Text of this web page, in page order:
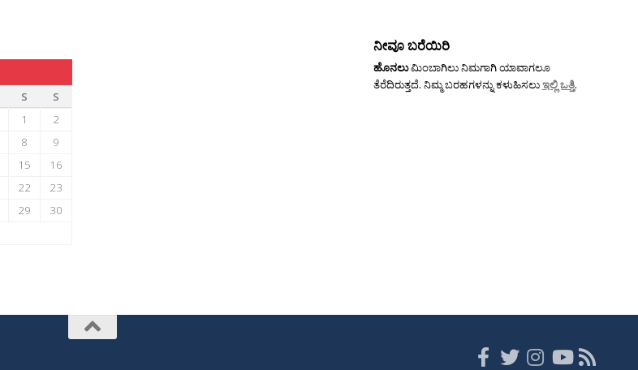
S
S
1
2
8
9
15
16
22
23
29
30
ನೀವೂ ಬರೆಯಿರಿ
ಹೊನಲುಮಿಂಬಾಗಿಲು ನಿಮಗಾಗಿ ಯಾವಾಗಲೂ
ತೆರೆದಿರುತ್ತದೆ. ನಿಮ್ಮ ಬರಹಗಳನ್ನು ಕಳುಹಿಸಲುಇಲ್ಲಿ ಒತ್ತಿ.